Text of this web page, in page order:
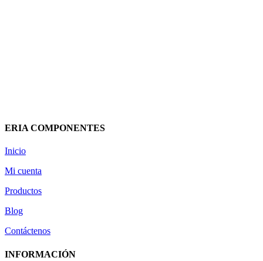
ERIA COMPONENTES
Inicio
Mi cuenta
Productos
Blog
Contáctenos
INFORMACIÓN